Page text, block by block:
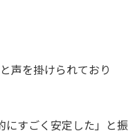
声を掛けられており
にすごく安定した」と振